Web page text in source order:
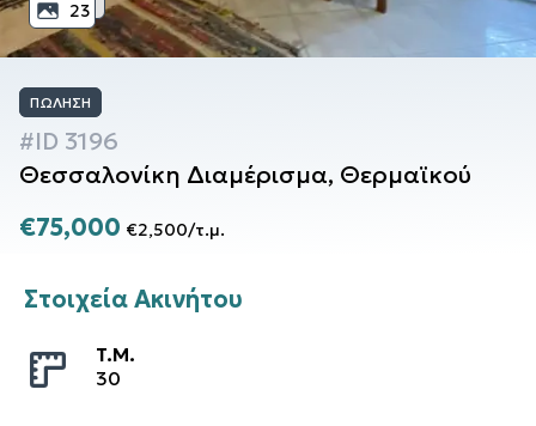
23
ΠΏΛΗΣΗ
#ID 3196
Θεσσαλονίκη Διαμέρισμα, Θερμαϊκού
€75,000 €2,500/τ.μ.
Στοιχεία Ακινήτου
T.M.
30